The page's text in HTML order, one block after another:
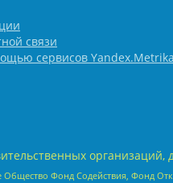
связи
сервисов
организаций,
Фонд Содействия, Фонд